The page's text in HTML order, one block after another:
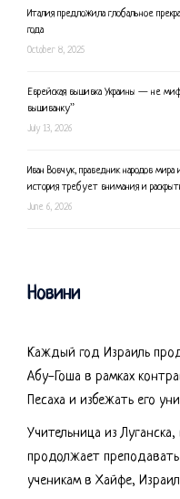
Италия предложила глобальное
года
October 8, 2025
Еврейская вышивка Украины — не
вышиванку”
July 13, 2026
Иван Вовчук, праведник народов
история требует внимания и
June 6, 2026
Новини
Каждый год Израиль
Абу-Гоша в рамках
Песаха и избежать его
Учительница из
продолжает
ученикам в Хайфе,